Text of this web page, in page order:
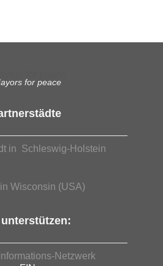
for peace
in Schleswig-Holstein
Wisconsin (USA)
Netzwerk